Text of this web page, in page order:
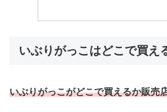
いぶりがっこはどこで買え
いぶりがっこがどこで買えるか販売